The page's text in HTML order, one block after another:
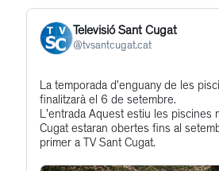
Televisió Sant Cugat
@tvsantcugat.cat
Get
to
this
post
La temporada d’enguany de les
finalitzarà el 6 de setembre.
L'entrada Aquest estiu les piscines
Cugat estaran obertes fins al
primer a TV Sant Cugat.